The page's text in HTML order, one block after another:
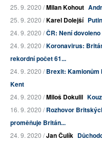
25. 9. 2020 /Milan Kohout
25. 9. 2020 /Karel Dolejší
24. 9. 2020 /ČR: Není
24. 9. 2020 /Koronavirus:
rekordní počet 61...
24. 9. 2020 /Brexit: Kamionům
Kent
24. 9. 2020 /Miloš Dokulil
16. 9. 2020 /Rozhovor
proměňuje Britán...
24. 9. 2020 /Jan Čulík